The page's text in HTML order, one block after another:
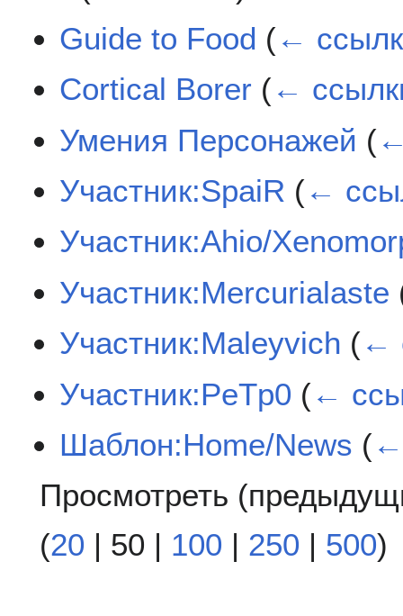
Guide to Food (←
Cortical Borer (←
Умения Персонажей (
Участник:SpaiR (←
Участник:Ahio/
Участник:Mercurialaste
Участник:Maleyvich (←
Участник:PeTp0 (←
Шаблон:Home/News (
Просмотреть (
(20 | 50 | 100 | 250 | 500)